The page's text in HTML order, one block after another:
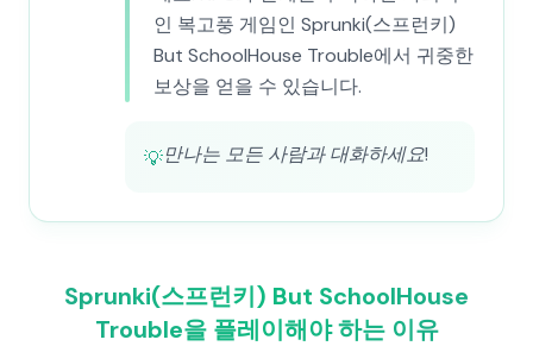
인 복고풍 게임인 Sprunki(스프런키)
But SchoolHouse Trouble에서 귀중한
보상을 얻을 수 있습니다.
💡만나는 모든 사람과 대화하세요!
Sprunki(스프런키) But SchoolHouse
Trouble을 플레이해야 하는 이유